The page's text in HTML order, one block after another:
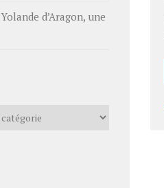
Yolande d’Aragon, une